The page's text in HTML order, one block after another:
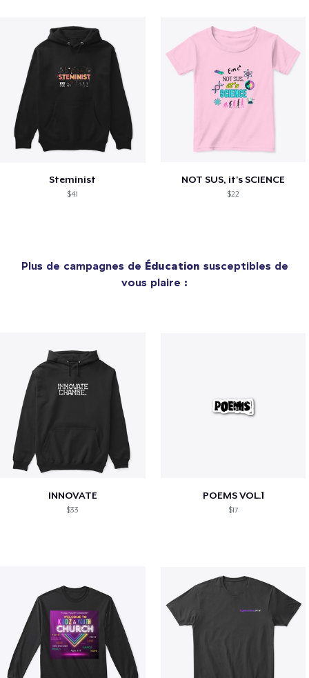
Steminist
$41
NOT SUS, it's SCIENCE
$22
Plus de campagnes de Éducation susceptibles de
vous plaire :
INNOVATE
$33
POEMS VOL.1
$17